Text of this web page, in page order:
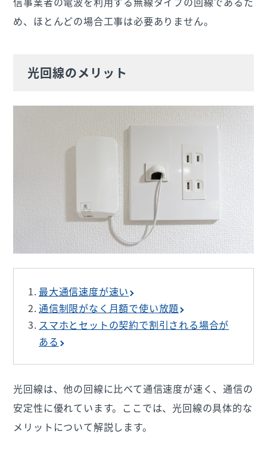
め、ほとんどの場合工事は必要ありません。
光回線のメリット
最大通信速度が速い
通信制限がなく月額で使い放題
スマホとセットの契約で割引される場合が
ある
光回線は、他の回線に比べて通信速度が速く、通信の
安定性に優れています。ここでは、光回線の具体的な
メリットについて解説します。